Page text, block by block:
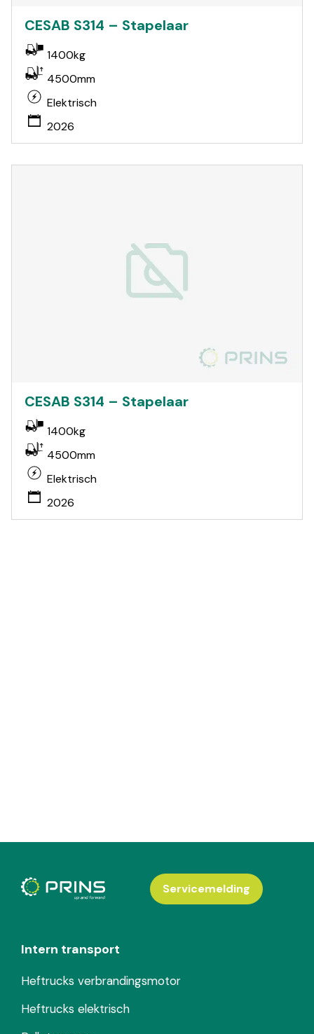
CESAB S314 – Stapelaar
1400kg
4500mm
Elektrisch
2026
CESAB S314 – Stapelaar
1400kg
4500mm
Elektrisch
2026
Intern transport
Heftrucks verbrandingsmotor
Heftrucks elektrisch
Servicemelding